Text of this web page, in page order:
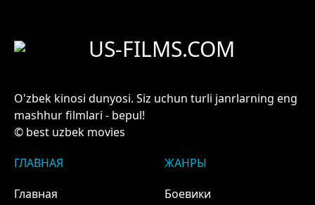
US-FILMS.COM
O'zbek kinosi dunyosi. Siz uchun turli janrlarning eng
mashhur filmlari - bepul!
© best uzbek movies
ГЛАВНАЯ
Главная
ЖАНРЫ
Боевики